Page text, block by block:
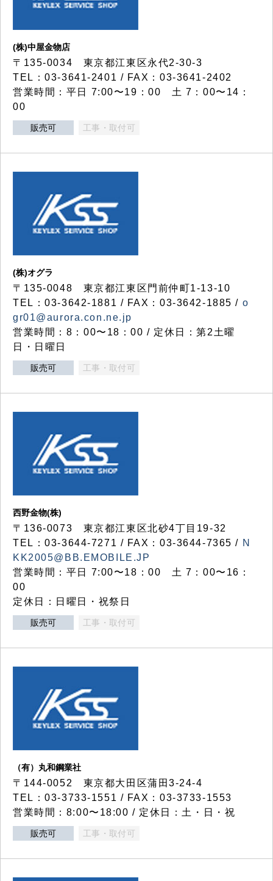
(株)中屋金物店
〒135-0034 東京都江東区永代2-30-3
TEL：03-3641-2401 / FAX：03-3641-2402
営業時間：平日 7:00〜19：00 土 7：00〜14：
00
販売可 工事・取付可
(株)オグラ
〒135-0048 東京都江東区門前仲町1-13-10
TEL：03-3642-1881 / FAX：03-3642-1885 / o
gr01@aurora.con.ne.jp
営業時間：8：00〜18：00 / 定休日：第2土曜
日・日曜日
販売可 工事・取付可
西野金物(株)
〒136-0073 東京都江東区北砂4丁目19-32
TEL：03‐3644‐7271 / FAX：03-3644-7365 / N
KK2005@BB.EMOBILE.JP
営業時間：平日 7:00〜18：00 土 7：00〜16：
00
定休日：日曜日・祝祭日
販売可 工事・取付可
（有）丸和鋼業社
〒144-0052 東京都大田区蒲田3-24-4
TEL：03-3733-1551 / FAX：03-3733-1553
営業時間：8:00〜18:00 / 定休日：土・日・祝
販売可 工事・取付可